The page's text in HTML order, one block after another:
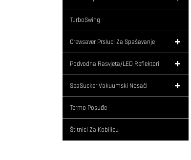
TurboSwing
Crewsaver Prsluci Za Spašavanje
Podvodna Rasvjeta/LED Reflektori
SeaSucker Vakuumski Nosači
Termo Posuđe
Štitnici Za Kobilicu